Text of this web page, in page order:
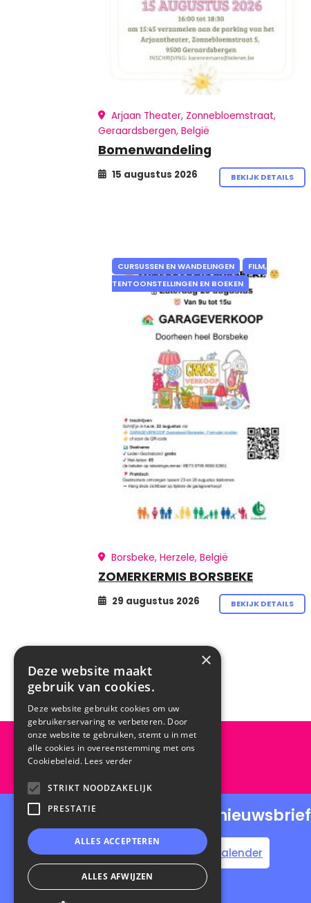
Arjaan Theater, Zonnebloemstraat,
Geraardsbergen, België
Bomenwandeling
15 augustus 2026 BEKIJK DETAILS
CURSUSSEN EN WANDELINGEN
FILM,
TENTOONSTELLINGEN EN BOEKEN
Borsbeke, Herzele, België
ZOMERKERMIS BORSBEKE
29 augustus 2026 BEKIJK DETAILS
Schrijf je in voor onze nieuwsbrief
Home Steun de Scroll Kalender
×
Deze website maakt
gebruik van cookies.
Deze website gebruikt cookies om uw
gebruikerservaring te verbeteren. Door
onze website te gebruiken, stemt u in met
alle cookies in overeenstemming met ons
Cookiebeleid. Lees verder
STRIKT NOODZAKELIJK
PRESTATIE
ALLES ACCEPTEREN
ALLES AFWIJZEN